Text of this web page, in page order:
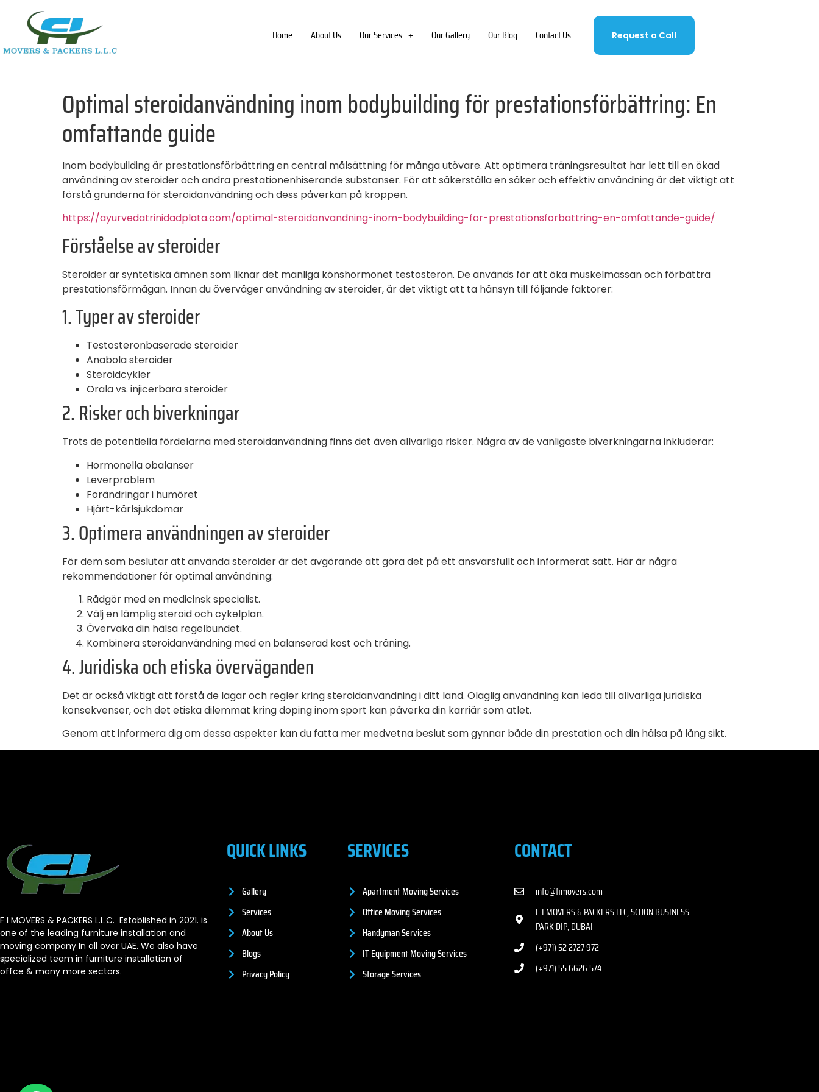
Home About Us Our Services Our Gallery Our Blog Contact Us Request a Call
Optimal steroidanvändning inom bodybuilding för prestationsförbättring: En
omfattande guide
Inom bodybuilding är prestationsförbättring en central målsättning för många utövare. Att optimera träningsresultat har lett till en ökad
användning av steroider och andra prestationenhiserande substanser. För att säkerställa en säker och effektiv användning är det viktigt att
förstå grunderna för steroidanvändning och dess påverkan på kroppen.
https://ayurvedatrinidadplata.com/optimal-steroidanvandning-inom-bodybuilding-for-prestationsforbattring-en-omfattande-guide/
Förståelse av steroider
Steroider är syntetiska ämnen som liknar det manliga könshormonet testosteron. De används för att öka muskelmassan och förbättra
prestationsförmågan. Innan du överväger användning av steroider, är det viktigt att ta hänsyn till följande faktorer:
1. Typer av steroider
Testosteronbaserade steroider
Anabola steroider
Steroidcykler
Orala vs. injicerbara steroider
2. Risker och biverkningar
Trots de potentiella fördelarna med steroidanvändning finns det även allvarliga risker. Några av de vanligaste biverkningarna inkluderar:
Hormonella obalanser
Leverproblem
Förändringar i humöret
Hjärt-kärlsjukdomar
3. Optimera användningen av steroider
För dem som beslutar att använda steroider är det avgörande att göra det på ett ansvarsfullt och informerat sätt. Här är några
rekommendationer för optimal användning:
Rådgör med en medicinsk specialist.
Välj en lämplig steroid och cykelplan.
Övervaka din hälsa regelbundet.
Kombinera steroidanvändning med en balanserad kost och träning.
4. Juridiska och etiska överväganden
Det är också viktigt att förstå de lagar och regler kring steroidanvändning i ditt land. Olaglig användning kan leda till allvarliga juridiska
konsekvenser, och det etiska dilemmat kring doping inom sport kan påverka din karriär som atlet.
Genom att informera dig om dessa aspekter kan du fatta mer medvetna beslut som gynnar både din prestation och din hälsa på lång sikt.
F I MOVERS & PACKERS L.L.C. Established in 2021. is
one of the leading furniture installation and
moving company In all over UAE. We also have
specialized team in furniture installation of
offce & many more sectors.
QUICK LINKS
Gallery
Services
About Us
Blogs
Privacy Policy
SERVICES
Apartment Moving Services
Office Moving Services
Handyman Services
IT Equipment Moving Services
Storage Services
CONTACT
info@fimovers.com
F I MOVERS & PACKERS LLC, SCHON BUSINESS
PARK DIP, DUBAI
(+971) 52 2727 972
(+971) 55 6626 574